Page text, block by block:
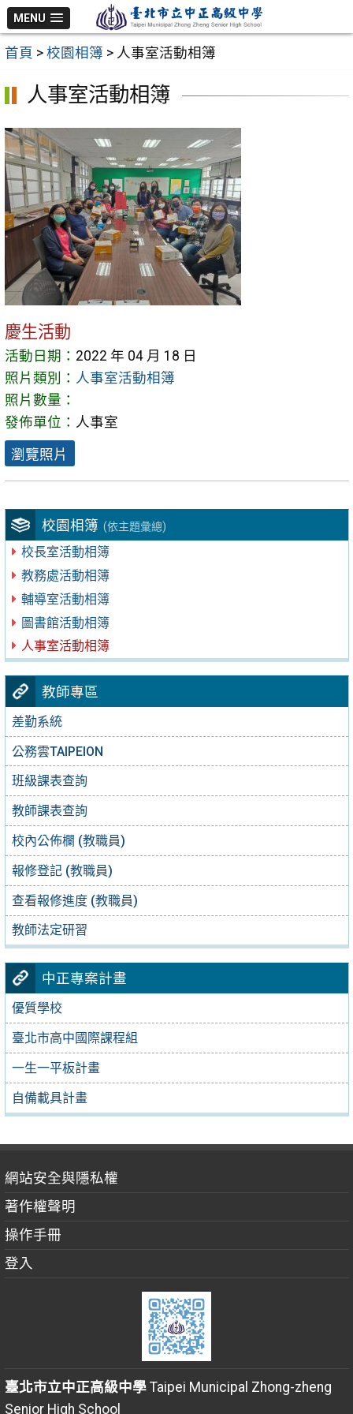
跳
至
主
區
MENU
首頁 > 校園相簿 > 人事室活動相簿
校園相簿 (依主題彙總)
校長室活動相簿
教務處活動相簿
輔導室活動相簿
圖書館活動相簿
人事室活動相簿
教師專區
差勤系統
公務雲TAIPEION
班級課表查詢
教師課表查詢
校內公佈欄 (教職員)
報修登記 (教職員)
查看報修進度 (教職員)
教師法定研習
中正專案計畫
優質學校
臺北市高中國際課程組
一生一平板計畫
自備載具計畫
人事室活動相簿
慶生活動
活動日期： 2022 年 04 月 18 日
照片類別： 人事室活動相簿
照片數量：
發佈單位： 人事室
瀏覽照片
網站安全與隱私權
著作權聲明
操作手冊
登入
臺北市立中正高級中學Taipei Municipal Zhong-zheng
Senior High School